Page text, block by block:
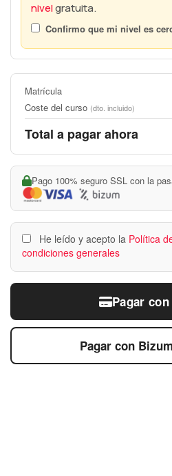
nivelgratuita.
Confirmo que mi nivel es
Matrícula
Coste del curso (dto. incluido)
Total a pagar ahora
Pago 100% seguro SSL con la
He leído y acepto la Política
condiciones generales
Pagar
Pagar con Bizum